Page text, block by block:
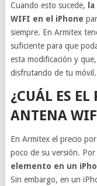
Cuando esto sucede,
WIFI en el iPhone
siempre. En Armitex
suficiente para que
esta modificación y
disfrutando de tu móvil.
¿CUÁL ES
ANTENA
En Armitex el precio
poco de su versión. Por
elemento en un
Sin embargo, en un